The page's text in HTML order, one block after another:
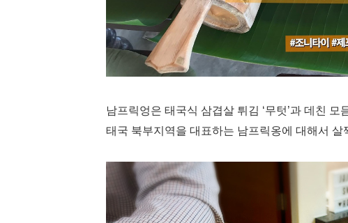
남프릭엉은 태국식 삼겹살 튀김 ‘무텃’과 데친
태국 북부지역을 대표하는 남프릭옹에 대해서 살